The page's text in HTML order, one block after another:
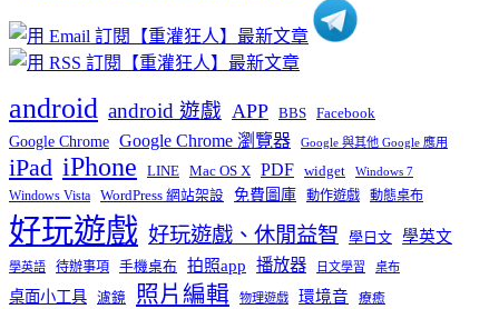
android android 遊戲 APP BBS Facebook
Google Chrome Google Chrome 瀏覽器 Google 與其他 Google 應用
iPad iPhone LINE Mac OS X PDF widget Windows 7
Windows Vista WordPress 網站架設 免費圖庫 動作遊戲 動態桌布
好玩遊戲 好玩遊戲、休閒益智 學日文 學英文
學英語 待辦事項 手機桌布 拍照app 播放器 日文學習 桌布
桌面小工具 濾鏡 照片編輯 物理遊戲 環境音 療癒